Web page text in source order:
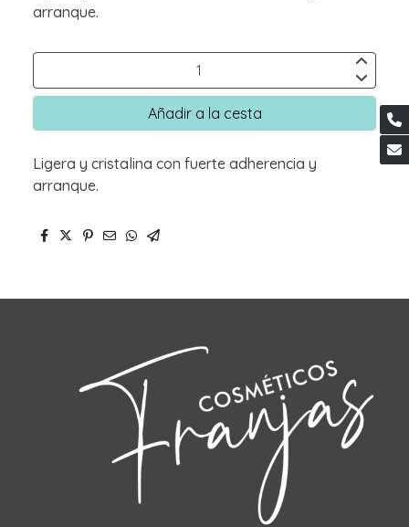
arranque.
Añadir a la cesta
Ligera y cristalina con fuerte adherencia y
arranque.